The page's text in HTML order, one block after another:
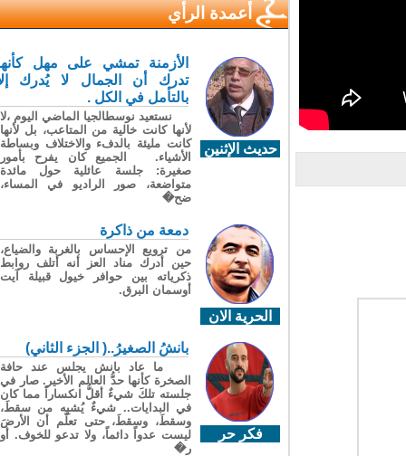
أعمدة الرأي
حديث الإثنين
الأزمنة تمشي على مهل كأنها
تدرك أن الجمال لا يُدرك إلا
بالتأمل في الكل .
نستعيد نوسطالجيا الماضي اليوم ،لا
لأنها كانت خالية من المتاعب، بل لأنها
كانت مليئة بالدفء والاختلاف وبساطة
الأشياء. الجميع كان يفرح بأمور
صغيرة: جلسة عائلية حول مائدة
متواضعة، صور الراديو في المساء،
ضح�
الحرية الان
دمعة من ذاكرة
من ترويع الإحساس بالغربة والضياع،
حين أدرك مناد العز أنه أتلف روابط
ذكرياته بين حوافر خيول قبيلة آيت
أوسمان البرق.
فكر حر
بانشُ الصغيرُ..( الجزء الثاني)
ما عاد بانش يجلس عند حافة
الصخرة كأنها حدُّ العالم الأخير. صار في
جلسته تلكَ شيءٌ أقلُّ انكساراً مما كان
في البدايات.. شيءٌ يُشبِه من سقطَ،
وسقطَ، وسقطَ، حتى تعلّم أن الأرضَ
ليست عدواً دائماً، ولا تدعو للخوف. أو
ر�